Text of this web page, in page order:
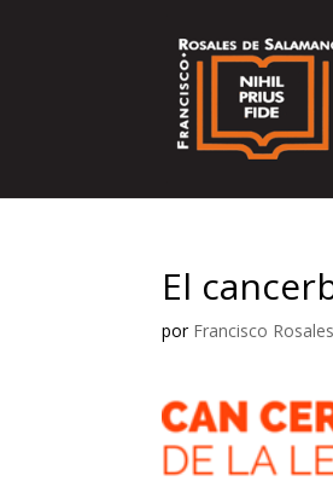
El
por Francisco Rosales